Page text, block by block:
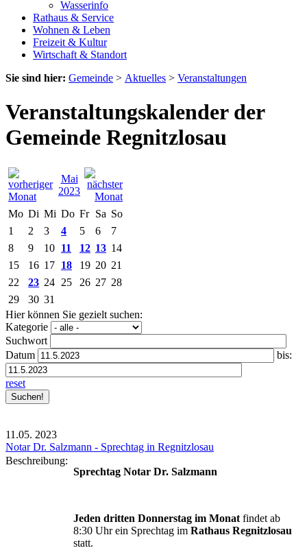
Wasserinfo
Rathaus & Service
Wohnen & Leben
Freizeit & Kultur
Wirtschaft & Standort
Sie sind hier: Gemeinde > Aktuelles > Veranstaltungen
Veranstaltungskalender der
Gemeinde Regnitzlosau
Mai
2023
Mo Di Mi Do Fr Sa So
1
2 3 4 5 6
7
8
9 10 11 12 13 14
15
16 17 18 19 20 21
22
23 24 25 26 27 28
29
30 31
Hier können Sie gezielt suchen:
Kategorie
Suchwort
Datum
bis:
reset
11.05. 2023
Notar Dr. Salzmann - Sprechtag in Regnitzlosau
Beschreibung:
Sprechtag Notar Dr. Salzmann
Jeden dritten Donnerstag im Monat findet ab
8:30 Uhr ein Sprechtag im Rathaus Regnitzlosau
statt.